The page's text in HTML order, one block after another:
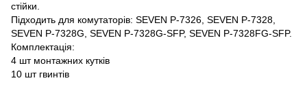
стійки.
Підходить для комутаторів: SEVEN P-7326, SEVEN P-7328,
SEVEN P-7328G, SEVEN P-7328G-SFP, SEVEN P-7328FG-SFP.
Комплектація:
4 шт монтажних кутків
10 шт гвинтів